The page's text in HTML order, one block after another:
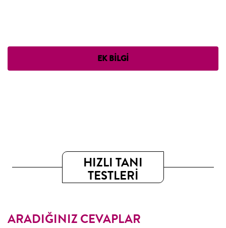
EK BILGI
HIZLI TANI
TESTLERİ
ARADIĞINIZ CEVAPLAR